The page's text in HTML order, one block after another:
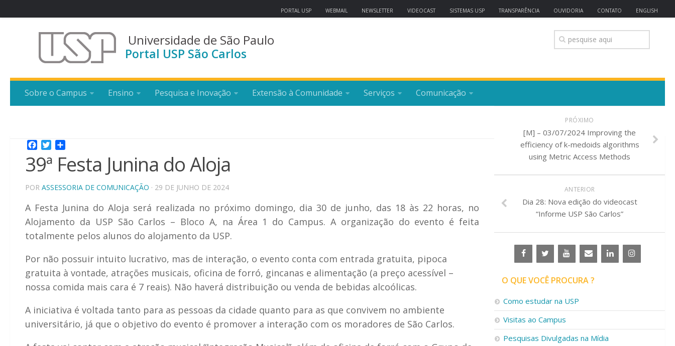
PORTAL USP WEBMAIL NEWSLETTER VIDEOCAST SISTEMAS USP TRANSPARÊNCIA OUVIDORIA CONTATO ENGLISH
Universidade de São Paulo
Portal USP São Carlos
Sobre o Campus Ensino Pesquisa e Inovação Extensão à Comunidade Serviços Comunicação
Facebook
Twitter
39ª Festa Junina do Aloja
POR ASSESSORIA DE COMUNICAÇÃO · 29 DE JUNHO DE 2024
A Festa Junina do Aloja será realizada no próximo domingo, dia 30 de junho, das 18 às 22 horas, no
Alojamento da USP São Carlos – Bloco A, na Área 1 do Campus. A organização do evento é feita
totalmente pelos alunos do alojamento da USP.
Por não possuir intuito lucrativo, mas de interação, o evento conta com entrada gratuita, pipoca
gratuita à vontade, atrações musicais, oficina de forró, gincanas e alimentação (a preço acessível –
nossa comida mais cara é 7 reais). Não haverá distribuição ou venda de bebidas alcoólicas.
A iniciativa é voltada tanto para as pessoas da cidade quanto para as que convivem no ambiente
universitário, já que o objetivo do evento é promover a interação com os moradores de São Carlos.
PRÓXIMO
[M] – 03/07/2024 Improving the
efficiency of k-medoids algorithms
using Metric Access Methods
ANTERIOR
Dia 28: Nova edição do videocast
“Informe USP São Carlos”
O QUE VOCÊ PROCURA ?
Como estudar na USP
Visitas ao Campus
Pesquisas Divulgadas na Mídia